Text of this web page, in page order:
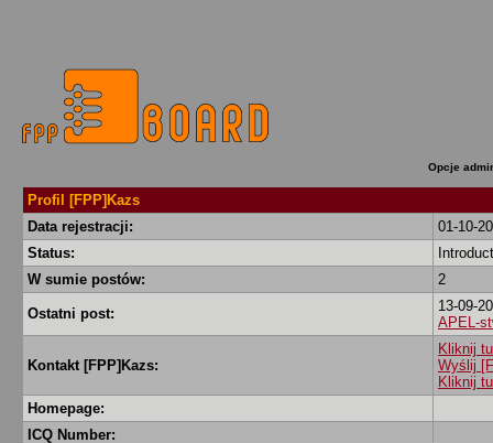
Opcje
Profil [FPP]Kazs
Data rejestracji:
01-10-
Status:
W sumie postów:
2
Ostatni post:
13-09-
APEL-
Kontakt [FPP]Kazs:
Kliknij
Wyślij
Kliknij
Homepage:
ICQ Number: